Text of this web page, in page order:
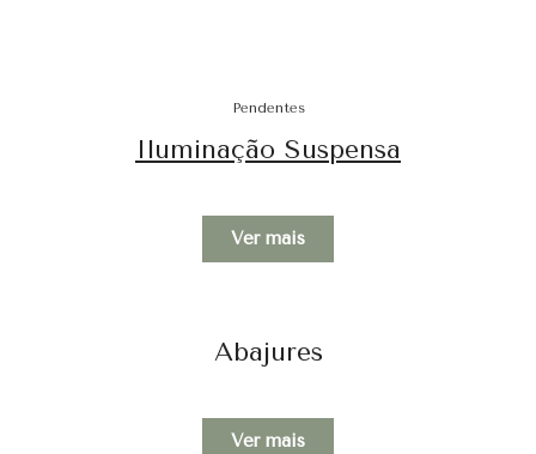
Pendentes
Iluminação Suspensa
Ver mais
Abajures
Ver mais